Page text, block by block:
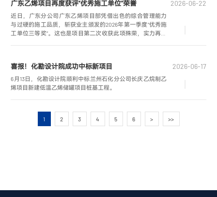
广东乙烯项目再度获评“优秀施工单位”荣誉 2026-06-22
近日，广东分公司广东乙烯项目部凭借出色的综合管理能力
与过硬的施工品质，斩获业主颁发的2026年第一季度“优秀施
工单位三等奖”。这也是项目第二次收获此项殊荣，实力再获
喜报！化勘设计院成功中标新项目 2026-06-17
6月13日，化勘设计院顺利中标兰州石化分公司长庆乙烷制乙
烯项目新建低温乙烯储罐项目桩基工程。
1 2 3 4 5 6 > >>